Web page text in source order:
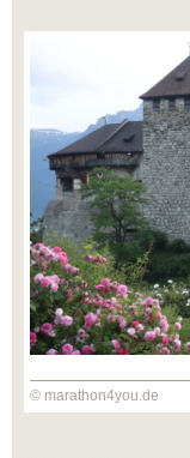
© marathon4you.de